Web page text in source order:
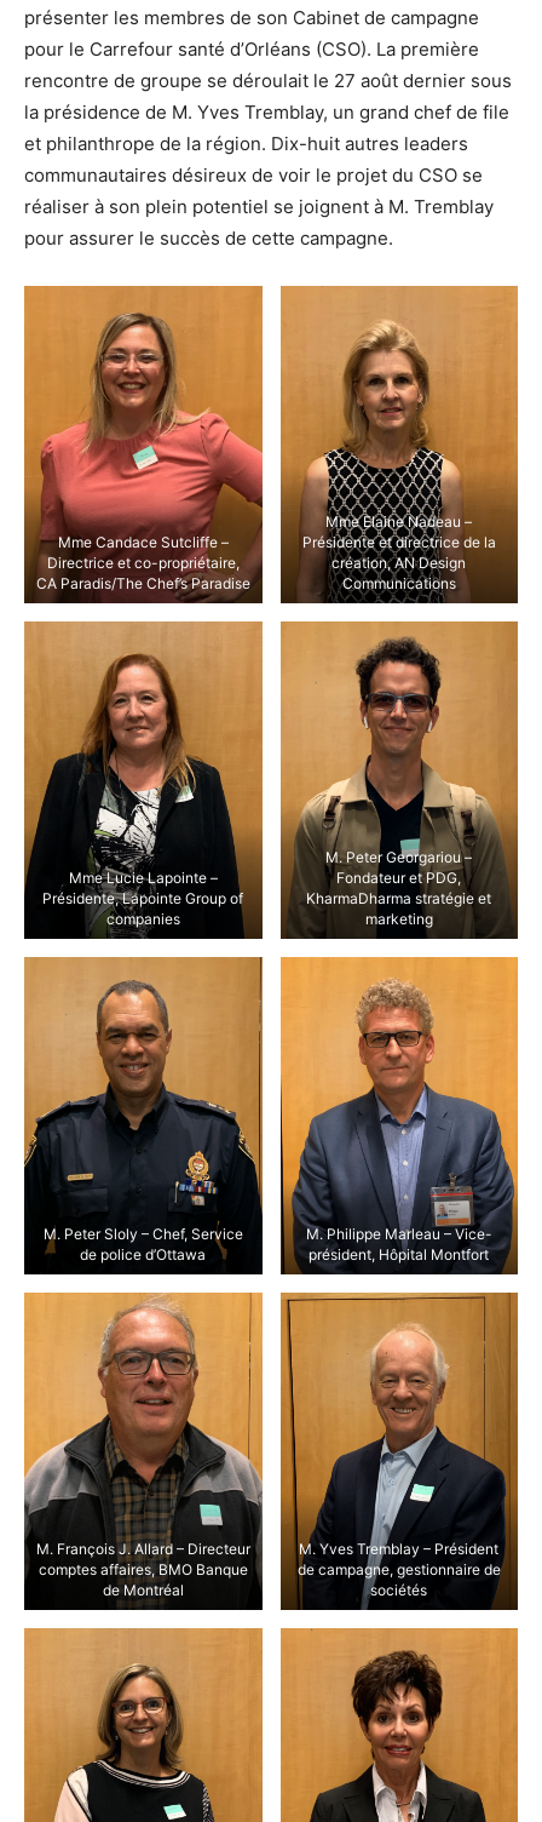
présenter les membres de son Cabinet de campagne
pour le Carrefour santé d’Orléans (CSO). La première
rencontre de groupe se déroulait le 27 août dernier sous
la présidence de M. Yves Tremblay, un grand chef de file
et philanthrope de la région. Dix-huit autres leaders
communautaires désireux de voir le projet du CSO se
réaliser à son plein potentiel se joignent à M. Tremblay
pour assurer le succès de cette campagne.
Mme Candace Sutcliffe –
Directrice et co-propriétaire,
CA Paradis/The Chef’s Paradise
Mme Elaine Nadeau –
Présidente et directrice de la
création, AN Design
Communications
Mme Lucie Lapointe –
Présidente, Lapointe Group of
companies
M. Peter Georgariou –
Fondateur et PDG,
KharmaDharma stratégie et
marketing
M. Peter Sloly – Chef, Service
de police d’Ottawa
M. Philippe Marleau – Vice-
président, Hôpital Montfort
M. François J. Allard – Directeur
comptes affaires, BMO Banque
de Montréal
M. Yves Tremblay – Président
de campagne, gestionnaire de
sociétés